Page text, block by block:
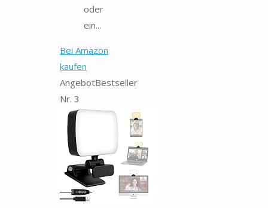
oder
ein...
Bei Amazon
kaufen
AngebotBestseller
Nr. 3